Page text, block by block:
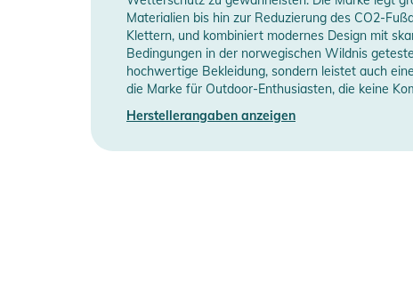
- Embroided logo artwork
- Brusttasche mit Reißverschluss
- Inside hang loop
- Weicher Kinnschutz mit Bürsteneffekt
- Elastische Manschette
Manufacturer Information
Materialien bis hin zur Reduzierung des CO2-
Klettern, und kombiniert modernes Design mit
Bedingungen in der norwegischen Wildnis
hochwertige Bekleidung, sondern leistet auch
die Marke für Outdoor-Enthusiasten, die keine
Herstellerangaben anzeigen